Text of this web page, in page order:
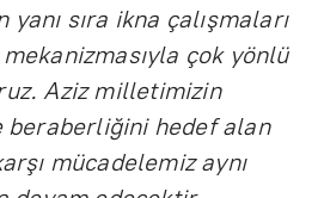
yanı sıra ikna çalışmaları
çok yönlü
Aziz milletimizin
beraberliğini hedef alan
mücadelemiz aynı